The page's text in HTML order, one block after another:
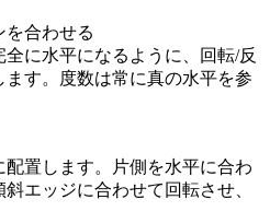
を合わせる
に水平になるように、回転/反
す。度数は常に真の水平を参
置します。片側を水平に合わ
エッジに合わせて回転させ、